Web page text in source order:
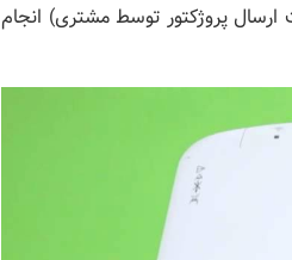
پروژکتور توسط مشتری) انجام